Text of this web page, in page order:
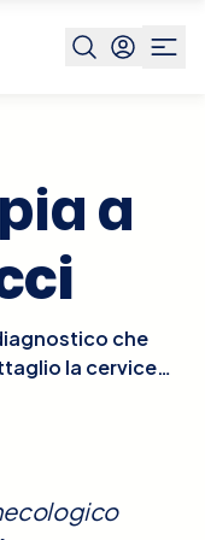
a
che
la cervice
chiamato
visita, sebbene